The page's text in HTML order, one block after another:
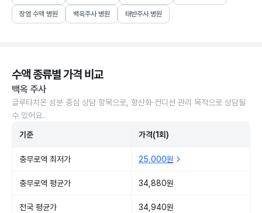
장염 수액 병원 백옥주사 병원 태반주사 병원
수액 종류별 가격 비교
백옥 주사
글루타치온 성분 중심 상담 항목으로, 항산화·컨디션 관리 목적으로 상담될
수 있어요.
기준 가격(1회)
충무로역 최저가 25,000원
충무로역 평균가 34,880원
전국 평균가 34,940원